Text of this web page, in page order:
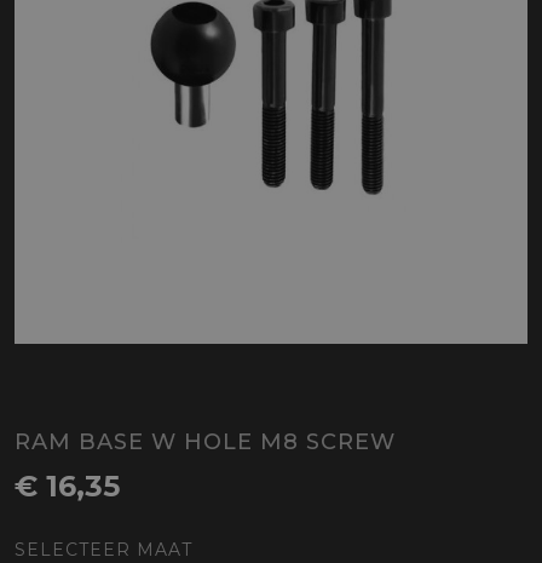
RAM BASE W HOLE M8 SCREW
€ 16,35
SELECTEER MAAT